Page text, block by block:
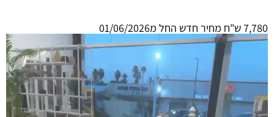
7,780 ש"ח מחיר חדש החל מ01/06/2026
נגן